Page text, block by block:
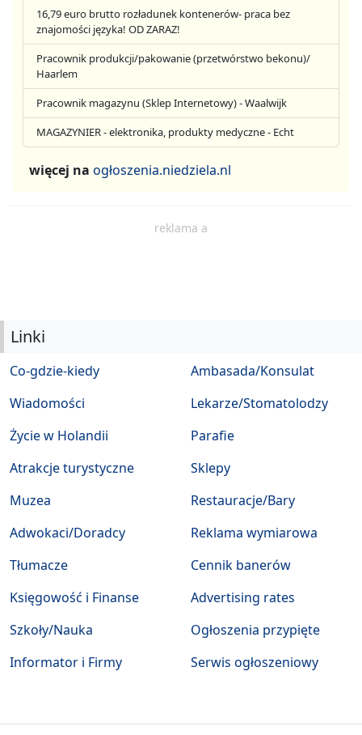
16,79 euro brutto rozładunek kontenerów- praca bez
znajomości języka! OD ZARAZ!
Pracownik produkcji/pakowanie (przetwórstwo bekonu)/
Haarlem
Pracownik magazynu (Sklep Internetowy) - Waalwijk
MAGAZYNIER - elektronika, produkty medyczne - Echt
więcej na ogłoszenia.niedziela.nl
reklama a
Linki
Co-gdzie-kiedy
Wiadomości
Życie w Holandii
Atrakcje turystyczne
Muzea
Ambasada/Konsulat
Lekarze/Stomatolodzy
Parafie
Sklepy
Restauracje/Bary
Adwokaci/Doradcy
Tłumacze
Księgowość i Finanse
Szkoły/Nauka
Informator i Firmy
Reklama wymiarowa
Cennik banerów
Advertising rates
Ogłoszenia przypięte
Serwis ogłoszeniowy